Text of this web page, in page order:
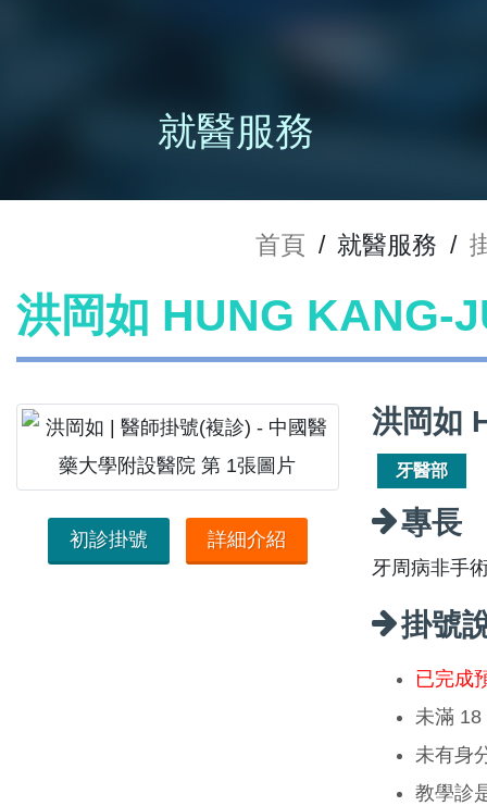
就醫服務
首頁 / 就醫服務 /
洪岡如 HUNG KANG-
初診掛號 詳細介紹
洪岡如
牙醫部
專長
牙周病非手
掛號
已完成
未滿 18
未有身
教學診